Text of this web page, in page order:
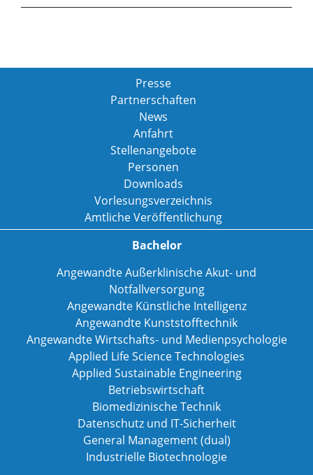
Presse
Partnerschaften
News
Anfahrt
Stellenangebote
Personen
Downloads
Vorlesungsverzeichnis
Amtliche Veröffentlichung
Bachelor
Angewandte Außerklinische Akut- und
Notfallversorgung
Angewandte Künstliche Intelligenz
Angewandte Kunststofftechnik
Angewandte Wirtschafts- und Medienpsychologie
Applied Life Science Technologies
Applied Sustainable Engineering
Betriebswirtschaft
Biomedizinische Technik
Datenschutz und IT-Sicherheit
General Management (dual)
Industrielle Biotechnologie